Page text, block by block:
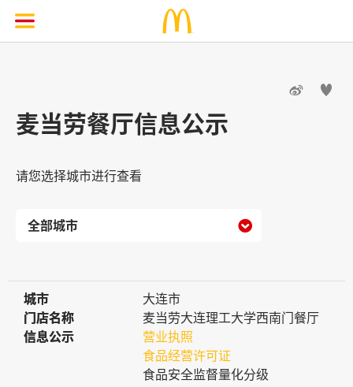
 
麦当劳餐厅信息公示
请您选择城市进行查看

城市
城市
大连市
门店名称
门店名称
麦当劳大连理工大学西南门餐厅
信息公示
信息公示
营业执照
食品经营许可证
食品安全监督量化分级